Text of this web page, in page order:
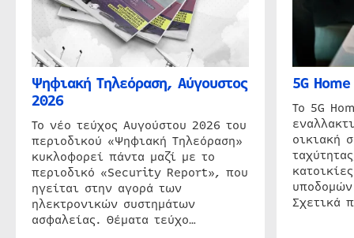
Ψηφιακή Τηλεόραση, Αύγουστος
2026
Το νέο τεύχος Αυγούστου 2026 του
περιοδικού «Ψηφιακή Τηλεόραση»
κυκλοφορεί πάντα μαζί με το
περιοδικό «Security Report», που
ηγείται στην αγορά των
ηλεκτρονικών συστημάτων
ασφαλείας. Θέματα τεύχο…
5G
Το 5G
οικιακή
Σχετικά